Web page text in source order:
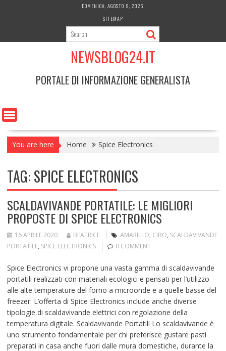
DOMENICA, AGOSTO 9, 2026
SITEMAP
NEWSBLOG24.IT
PORTALE DI INFORMAZIONE GENERALISTA
You are here Home Spice Electronics
TAG:SPICE ELECTRONICS
SCALDAVIVANDE PORTATILE: LE MIGLIORI
PROPOSTE DI SPICE ELECTRONICS
16 APRILE 2020 BEATRICE AMARILLO, CIBO, SCALDAVIVANDE
PORTATILE, SPICE ELECTRONICS 0 COMMENT
Spice Electronics vi propone una vasta gamma di scaldavivande
portatili realizzati con materiali ecologici e pensati per l’utilizzo
alle alte temperature del forno a microonde e a quelle basse del
freezer. L’offerta di Spice Electronics include anche diverse
tipologie di scaldavivande elettrici con regolazione della
temperatura digitale. Scaldavivande Portatili Lo scaldavivande è
uno strumento fondamentale per chi preferisce gustare pasti
preparati in casa anche fuori dalle mura domestiche, durante la